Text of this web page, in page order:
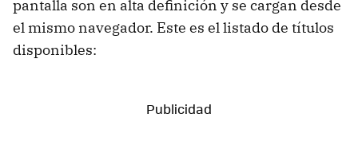
pantalla son en alta definición y se cargan desde
el mismo navegador. Este es el listado de títulos
disponibles: